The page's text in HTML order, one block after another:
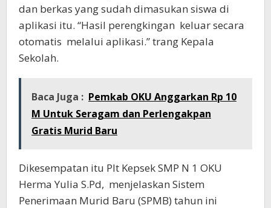
dan berkas yang sudah dimasukan siswa di
aplikasi itu. “Hasil perengkingan keluar secara
otomatis melalui aplikasi.” trang Kepala
Sekolah.
Baca Juga : Pemkab OKU Anggarkan Rp 10
M Untuk Seragam dan Perlengakpan
Gratis Murid Baru
Dikesempatan itu Plt Kepsek SMP N 1 OKU
Herma Yulia S.Pd, menjelaskan Sistem
Penerimaan Murid Baru (SPMB) tahun ini